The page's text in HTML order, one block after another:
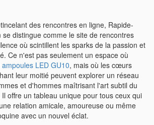
des rencontres en ligne, Rapide-
se distingue comme le site de rencontres
où scintillent les sparks de la passion et
Ce n'est pas seulement un espace où
ampoules LED GU10, mais où les cœurs
leur moitié peuvent explorer un réseau
et d'hommes maîtrisant l'art subtil du
offre un tableau unique pour tous ceux qui
relation amicale, amoureuse ou même
avec un nouvel éclat.